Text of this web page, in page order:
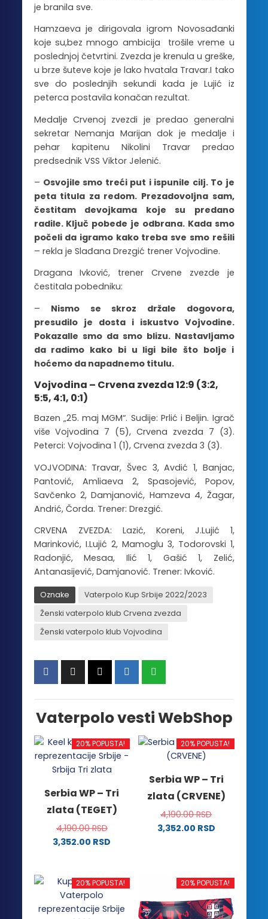
je branila sve.
Hamzaeva je dirigovala igrom Novosađanki
koje su,bez mnogo ambicija trošile vreme u
poslednjoj četvrtini. Zvezda je krenula u greške,
u brze šuteve koje je lako hvatala Travar.I tako
sve do poslednjih sekundi kada je Lujić iz
peterca postavila konačan rezultat.
Medalje Crvenoj zvezdi je predao generalni
sekretar Nemanja Marijan dok je medalje i
pehar kapitenu Nikolini Travar predao
predsednik VSS Viktor Jelenić.
– Osvojile smo treći put i ispunile cilj. To je
peta titula za redom. Prezadovoljna sam,
čestitam devojkama koje su predano
radile. Ključ pobede je odbrana. Kada smo
počeli da igramo kako treba sve smo rešili
– rekla je Slađana Drezgić trener Vojvodine.
Dragana Ivković, trener Crvene zvezde je
čestitala pobedniku:
– Nismo se skroz držale dogovora,
presudilo je dosta i iskustvo Vojvodine.
Pokazalle smo da smo blizu. Nastavljamo
da radimo kako bi u ligi bile što bolje i
hoćemo da napadnemo titulu.
Vojvodina – Crvena zvezda 12:9 (3:2,
5:5, 4:1, 0:1)
Bazen „25. maj MGM“. Sudije: Prlić i Beljin. Igrač
više Vojvodina 7 (5), Crvena zvezda 7 (3).
Peterci: Vojvodina 1 (1), Crvena zvezda 3 (3).
VOJVODINA: Travar, Švec 3, Avdić 1, Banjac,
Pantović, Amliaeva 2, Spasojević, Popov,
Savčenko 2, Damjanović, Hamzeva 4, Žagar,
Andrić, Čorda. Trener: Drezgić.
CRVENA ZVEZDA: Lazić, Koreni, J.Lujić 1,
Marinković, I.Lujić 2, Mamoglu 3, Todorovski 1,
Radonjić, Mesaa, Ilić 1, Gašić 1, Zelić,
Antanasijević, Damjanović. Trener: Ivković.
Oznake
Vaterpolo Kup Srbije 2022/2023
Ženski vaterpolo klub Crvena zvezda
Ženski vaterpolo klub Vojvodina
Vaterpolo vesti WebShop
20% POPUSTA!
Serbia WP – Tri
zlata (TEGET)
4,190.00RSD
3,352.00 RSD
ima
više
varijanti.
20% POPUSTA!
Serbia WP – Tri
zlata (CRVENE)
4,190.00RSD
3,352.00 RSD
više
varijanti.
Opcije
20% POPUSTA! 20% POPUSTA!